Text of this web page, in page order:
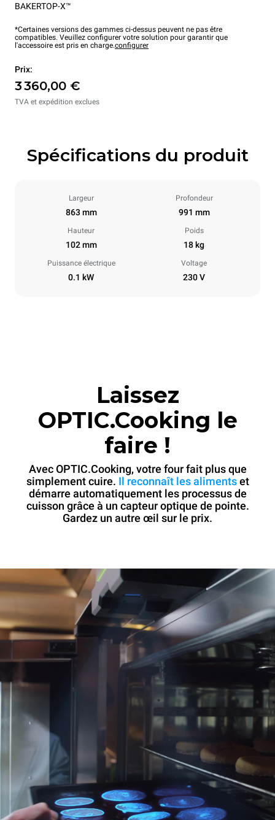
BAKERTOP-X™
*Certaines versions des gammes ci-dessus peuvent ne pas être
compatibles. Veuillez configurer votre solution pour garantir que
l'accessoire est pris en charge.configurer
Prix:
3 360,00 €
TVA et expédition exclues
Spécifications du produit
Largeur
863 mm
Profondeur
991 mm
Hauteur
102 mm
Poids
18 kg
Puissance électrique
0.1 kW
Voltage
230 V
Laissez
OPTIC.Cooking le
faire !
Avec OPTIC.Cooking, votre four fait plus que
simplement cuire. Il reconnaît les alimentset
démarre automatiquement les processus de
cuisson grâce à un capteur optique de pointe.
Gardez un autre œil sur le prix.